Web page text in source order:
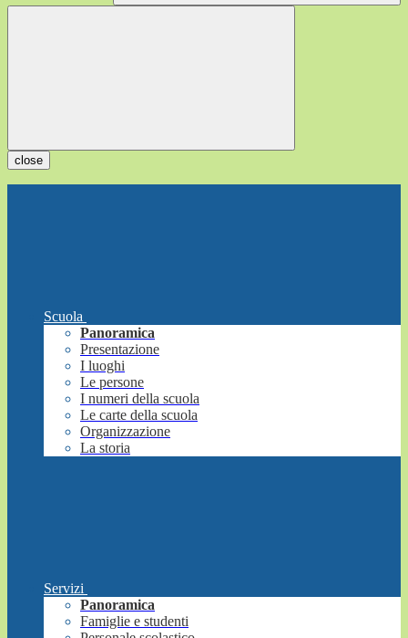
close
Scuola
Panoramica
Presentazione
I luoghi
Le persone
I numeri della scuola
Le carte della scuola
Organizzazione
La storia
Servizi
Panoramica
Famiglie e studenti